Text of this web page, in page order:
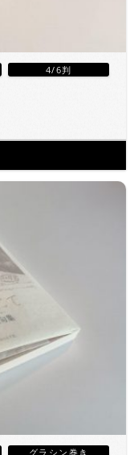
4/6判
グラシン巻き